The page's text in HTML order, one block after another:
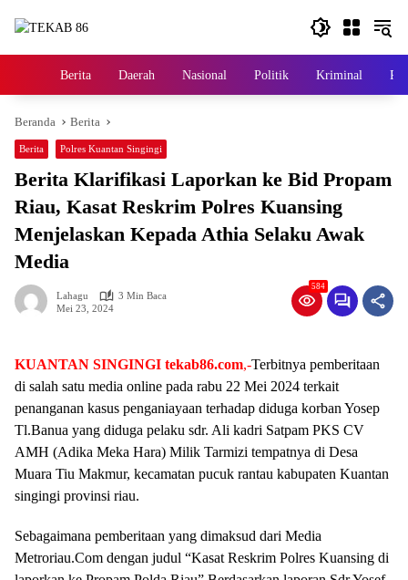
Home
Berita Daerah Nasional Politik Kriminal
Beranda Berita
Berita Polres Kuantan Singingi
Berita Klarifikasi Laporkan ke Bid Propam
Riau, Kasat Reskrim Polres Kuansing
Menjelaskan Kepada Athia Selaku Awak
Media
Lahagu
3 Min Baca
Mei 23, 2024
584
KUANTAN SINGINGI tekab86.com,-Terbitnya pemberitaan
di salah satu media online pada rabu 22 Mei 2024 terkait
penanganan kasus penganiayaan terhadap diduga korban Yosep
Tl.Banua yang diduga pelaku sdr. Ali kadri Satpam PKS CV
AMH (Adika Meka Hara) Milik Tarmizi tempatnya di Desa
Muara Tiu Makmur, kecamatan pucuk rantau kabupaten Kuantan
singingi provinsi riau.
Sebagaimana pemberitaan yang dimaksud dari Media
Metroriau.Com dengan judul “Kasat Reskrim Polres Kuansing di